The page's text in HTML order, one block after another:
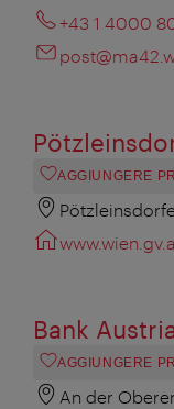
+43 1 4000
AGGIUNGERE
Bank
AGGIUNGERE
An der